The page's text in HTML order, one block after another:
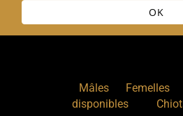
OK
Mâles, Femelles
disponibles